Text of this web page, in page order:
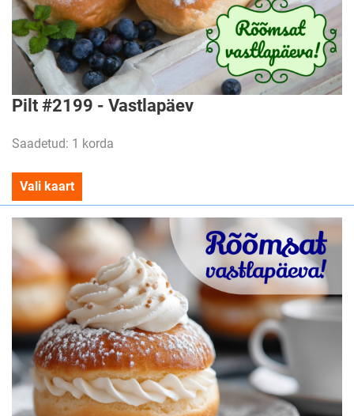
Pilt #2199 - Vastlapäev
Saadetud: 1 korda
Vali kaart